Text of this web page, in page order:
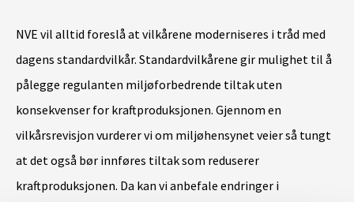
NVE vil alltid foreslå at vilkårene moderniseres i tråd med
dagens standardvilkår. Standardvilkårene gir mulighet til å
pålegge regulanten miljøforbedrende tiltak uten
konsekvenser for kraftproduksjonen. Gjennom en
vilkårsrevisjon vurderer vi om miljøhensynet veier så tungt
at det også bør innføres tiltak som reduserer
kraftproduksjonen. Da kan vi anbefale endringer i